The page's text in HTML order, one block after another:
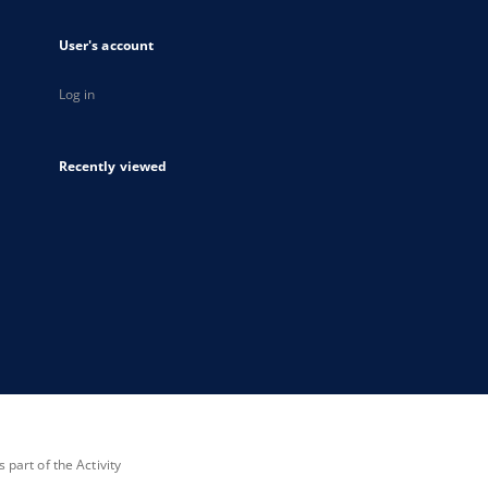
User's account
Log in
Recently viewed
part of the Activity